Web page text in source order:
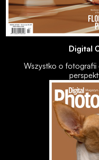
Digital
Wszystko o